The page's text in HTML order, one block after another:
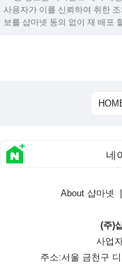
사용자가 이를 신뢰하여 취한
보를 샵마넷 동의 없이 재 배포
네
About 샵마넷
(주)
사업
주소:서울 금천구